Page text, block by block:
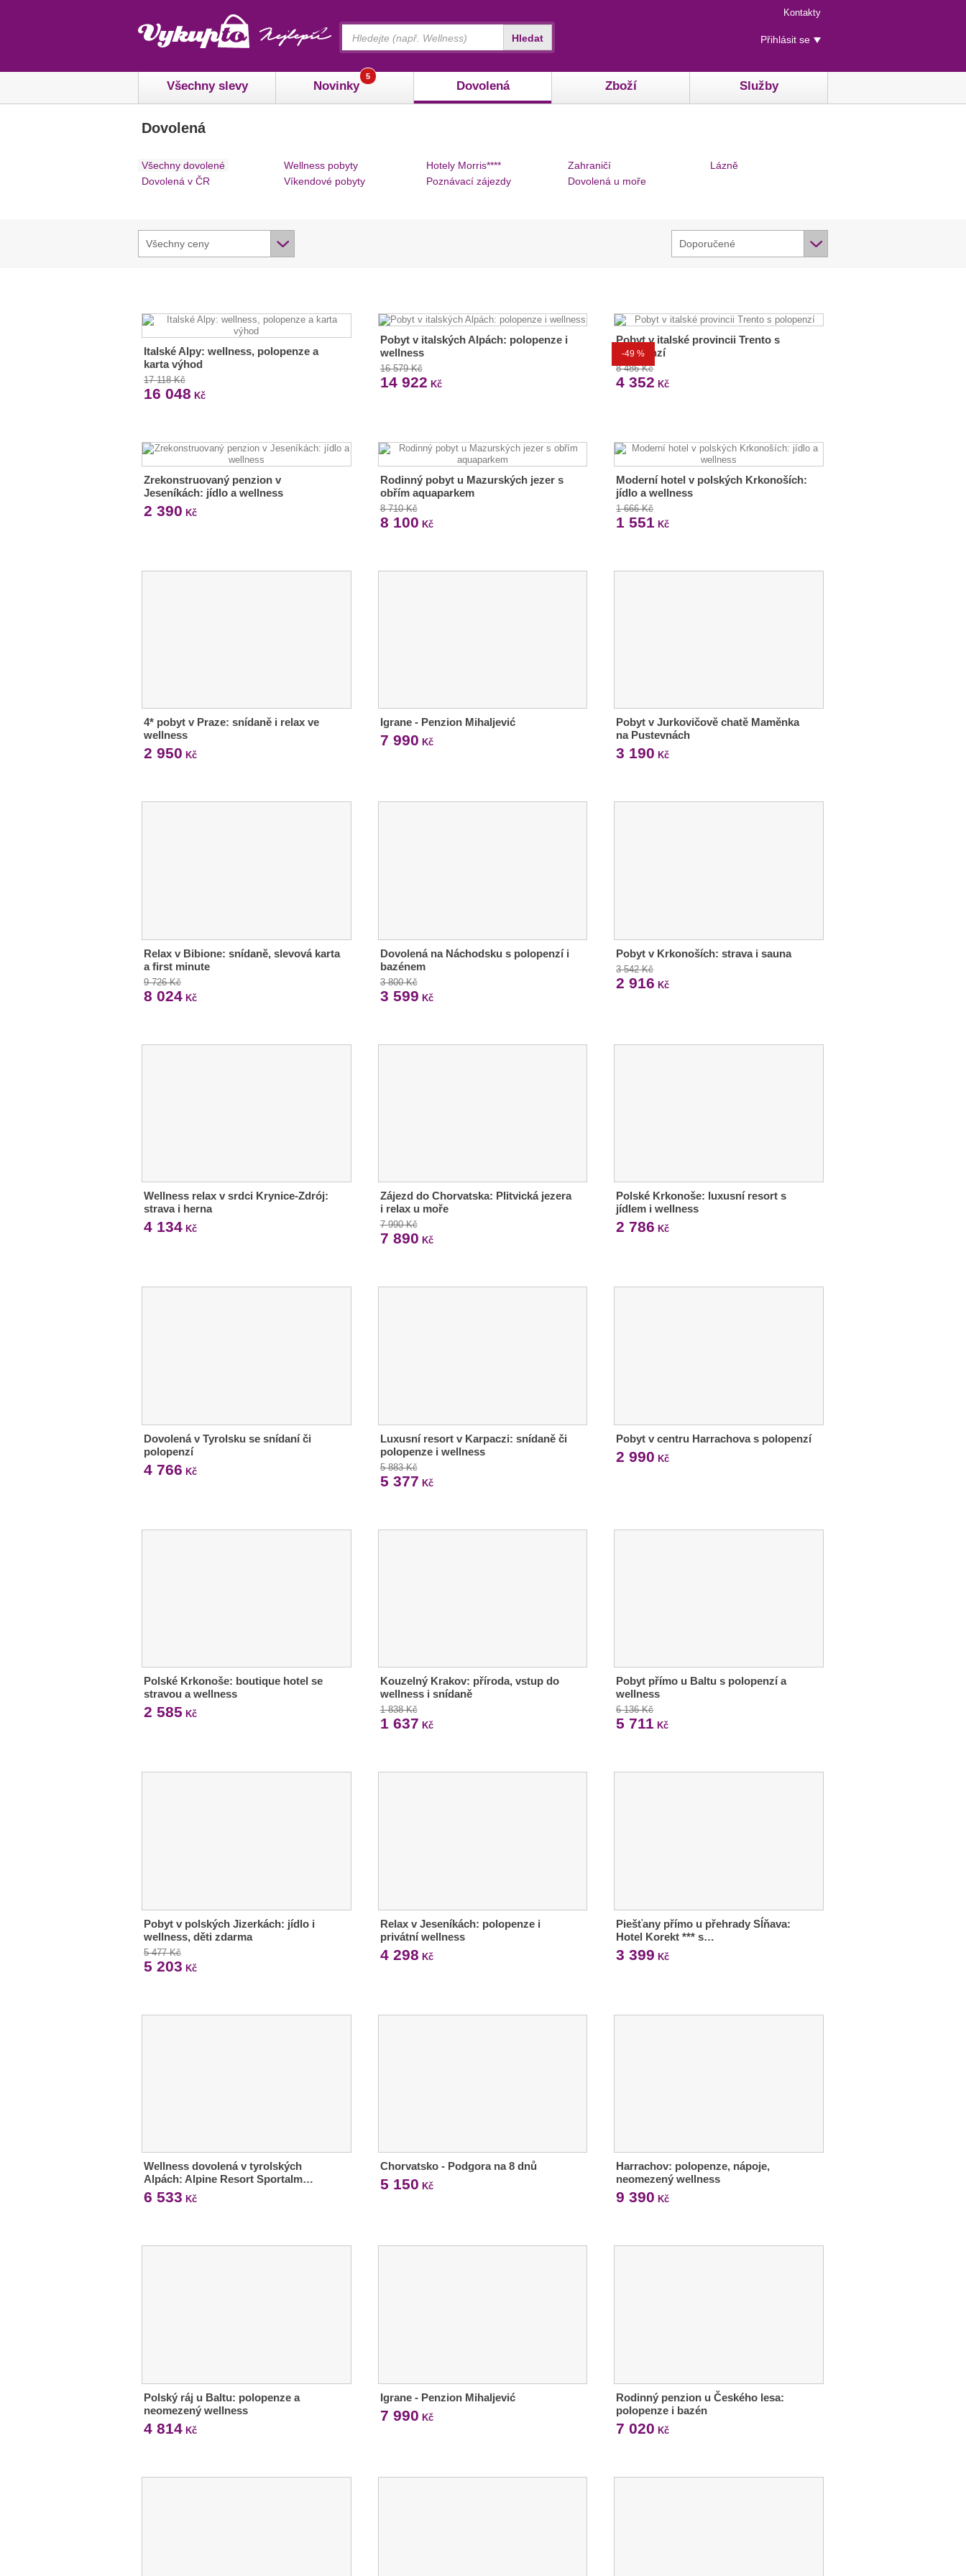
Menu
rychlého
přístupu
Kontakty
Uživatelské
menu
Přihlásit se
Všechny slevy Novinky
5
Dovolená Zboží Služby
Hledat
Dovolená
Všechny dovolené
Dovolená v ČR
Wellness pobyty
Víkendové pobyty
Hotely Morris****
Poznávací zájezdy
Zahraničí
Dovolená u moře
Lázně
Všechny ceny Doporučené
Italské Alpy: wellness, polopenze a
karta výhod
17 118 Kč
16 048 Kč
Pobyt v italských Alpách: polopenze i
wellness
16 579 Kč
14 922 Kč
-49 %
Pobyt v italské provincii Trento s
polopenzí
8 486 Kč
4 352 Kč
Zrekonstruovaný penzion v
Jeseníkách: jídlo a wellness
2 390 Kč
Rodinný pobyt u Mazurských jezer s
obřím aquaparkem
8 710 Kč
8 100 Kč
Moderní hotel v polských Krkonoších:
jídlo a wellness
1 666 Kč
1 551 Kč
4* pobyt v Praze: snídaně i relax ve
wellness
2 950 Kč
Igrane - Penzion Mihaljević
7 990 Kč
Pobyt v Jurkovičově chatě Maměnka
na Pustevnách
3 190 Kč
Relax v Bibione: snídaně, slevová karta
a first minute
9 726 Kč
8 024 Kč
Dovolená na Náchodsku s polopenzí i
bazénem
3 800 Kč
3 599 Kč
Pobyt v Krkonoších: strava i sauna
3 542 Kč
2 916 Kč
Wellness relax v srdci Krynice-Zdrój:
strava i herna
4 134 Kč
Zájezd do Chorvatska: Plitvická jezera
i relax u moře
7 990 Kč
7 890 Kč
Polské Krkonoše: luxusní resort s
jídlem i wellness
2 786 Kč
Dovolená v Tyrolsku se snídaní či
polopenzí
4 766 Kč
Luxusní resort v Karpaczi: snídaně či
polopenze i wellness
5 883 Kč
5 377 Kč
Pobyt v centru Harrachova s polopenzí
2 990 Kč
Polské Krkonoše: boutique hotel se
stravou a wellness
2 585 Kč
Kouzelný Krakov: příroda, vstup do
wellness i snídaně
1 838 Kč
1 637 Kč
Pobyt přímo u Baltu s polopenzí a
wellness
6 136 Kč
5 711 Kč
Pobyt v polských Jizerkách: jídlo i
wellness, děti zdarma
5 477 Kč
5 203 Kč
Relax v Jeseníkách: polopenze i
privátní wellness
4 298 Kč
Piešťany přímo u přehrady Sĺňava:
Hotel Korekt *** s…
3 399 Kč
Wellness dovolená v tyrolských
Alpách: Alpine Resort Sportalm…
6 533 Kč
Chorvatsko - Podgora na 8 dnů
5 150 Kč
Harrachov: polopenze, nápoje,
neomezený wellness
9 390 Kč
Polský ráj u Baltu: polopenze a
neomezený wellness
4 814 Kč
Igrane - Penzion Mihaljević
7 990 Kč
Rodinný penzion u Českého lesa:
polopenze i bazén
7 020 Kč